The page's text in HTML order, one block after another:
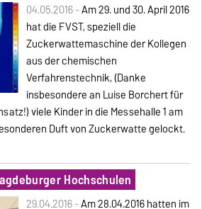
04.05.2016 -Am 29. und 30. April 2016
hat die FVST, speziell die
Zuckerwattemaschine der Kollegen
aus der chemischen
Verfahrenstechnik, (Danke
insbesondere an Luise Borchert für
viele Kinder in die Messehalle 1 am
Duft von Zuckerwatte gelockt.
Hochschulen
29.04.2016 -Am 28.04.2016 hatten im